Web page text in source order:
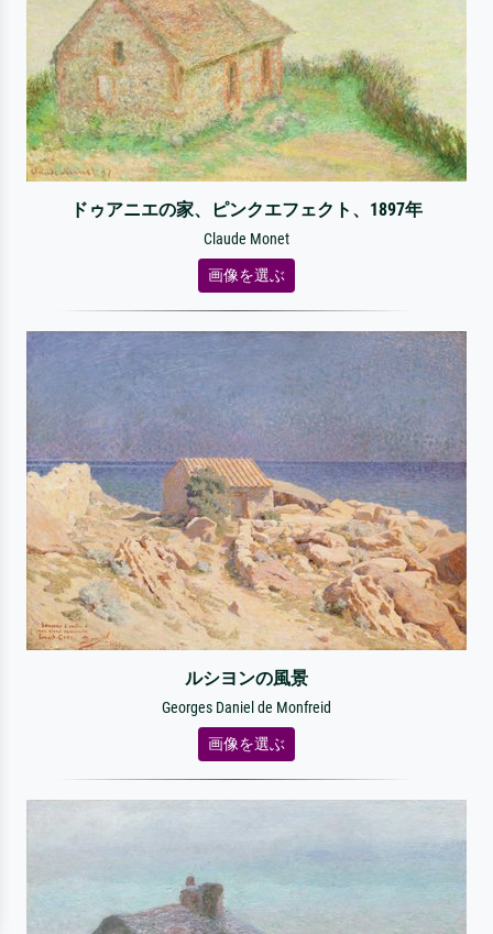
ドゥアニエの家、ピンクエフェクト、1897年
Claude Monet
画像を選ぶ
ルシヨンの風景
Georges Daniel de Monfreid
画像を選ぶ